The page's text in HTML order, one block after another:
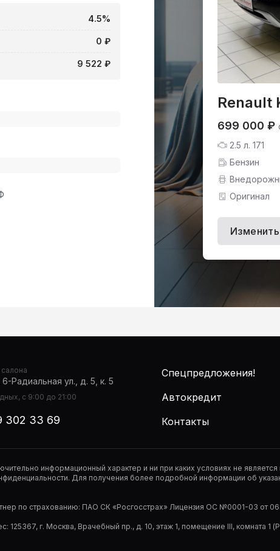
Renault
699 000 ₽
2.5 л. 171
Бензин
Оригинал
4.5%
0 ₽
9 522 ₽
Радиальная ул., д. 5, к. 5
с 9:00 до 21:00
302 33 69
Спецпредложения!
Автокредит
Контакты
информационный характер и ни при каких условиях не
Для получения более подробной информации об
по страхованию: ПАО СК «Росгосстрах» Лицензия ОС №0001-03 от
125367, г. Москва, Врачебный пр., д. 10, этаж 1, помещение III,